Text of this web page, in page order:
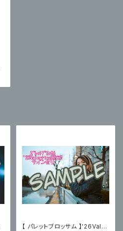
【 パレットブロッサム 】'26Vale